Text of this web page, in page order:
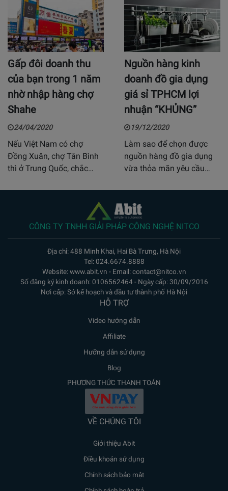
Gấp đôi doanh thu
của bạn trong 1 năm
nhờ nhập hàng chợ
Shahe
24/04/2020
Nếu Việt Nam có chợ
Đồng Xuân, chợ Tân Bình
thì ở Trung Quốc, chắc…
Nguồn hàng kinh
doanh đồ gia dụng
giá sỉ TPHCM lợi
nhuận “KHỦNG”
19/12/2020
Làm sao để chọn được
nguồn hàng đồ gia dụng
vừa thỏa mãn yêu cầu…
CÔNG TY TNHH GIẢI PHÁP CÔNG NGHỆ NITCO
Địa chỉ: 488 Minh Khai, Hai Bà Trưng, Hà Nội
Tel: 024.6674.8888
Website: www.abit.vn - Email: contact@nitco.vn
Số đăng ký kinh doanh: 0106562464 - Ngày cấp: 30/09/2016
Nơi cấp: Sở kế hoạch và đầu tư thành phố Hà Nội
HỖ TRỢ
Video hướng dẫn
Affiliate
Hưỡng dẫn sử dụng
Blog
PHƯƠNG THỨC THANH TOÁN
VỀ CHÚNG TÔI
Giới thiệu Abit
Điều khoản sử dụng
Chính sách bảo mật